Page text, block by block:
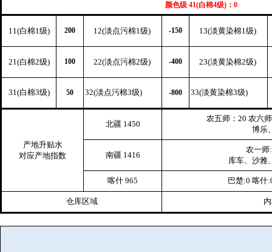
颜色级 41(白棉4级)：0
11(白棉1级) 200 12(淡点污棉1级) -150 13(淡黄染棉1级)
21(白棉2级) 100 22(淡点污棉2级) -400 23(淡黄染棉2级)
31(白棉3级) 50 32(淡点污棉3级) -800 33(淡黄染棉3级)
产地升贴水
对应产地指数
北疆 1450
农五师：20 农六
博乐
南疆 1416
农一师
库车、沙雅
喀什 965 巴楚:0 喀什
仓库区域